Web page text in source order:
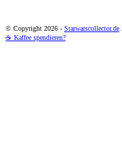
© Copyright 2026 - Starwarscollector.de
☕ Kaffee spendieren?